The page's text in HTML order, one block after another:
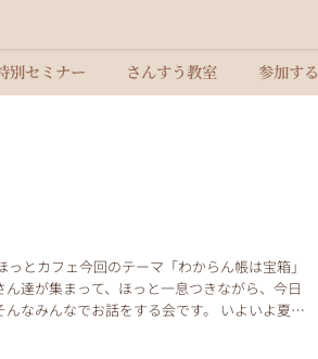
別セミナー さんすう教室 参加する
とカフェ今回のテーマ「わからん帳は宝箱」
達が集まって、ほっと一息つきながら、今日
なみんなでお話をする会です。 いよいよ夏休